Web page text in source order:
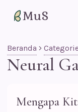
MuS
Beranda
Neural
Mengapa